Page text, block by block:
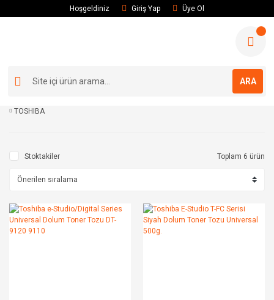
Hoşgeldiniz Giriş Yap Üye Ol
ARA
TOSHIBA
Stoktakiler Toplam 6 ürün